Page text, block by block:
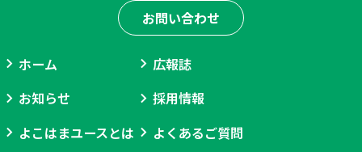
お問い合わせ
ホーム
お知らせ
よこはまユースとは
広報誌
採用情報
よくあるご質問